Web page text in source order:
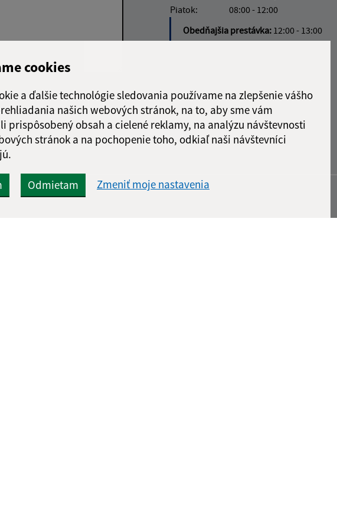
cookies
a ďalšie technológie sledovania používame na zlepšenie vášho
našich webových stránok, na to, aby sme vám
prispôsobený obsah a cielené reklamy, na analýzu návštevnosti
stránok a na pochopenie toho, odkiaľ naši návštevníci
Odmietam Zmeniť moje nastavenia
Google reCaptcha Response
Odoslať
správu
Piatok:
08:00 - 12:00
Obedňajšia prestávka: 12:00 - 13:00